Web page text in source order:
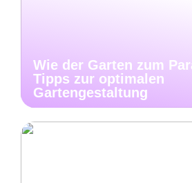
Wie der Garten zum
Tipps zur optimalen
Gartengestaltung